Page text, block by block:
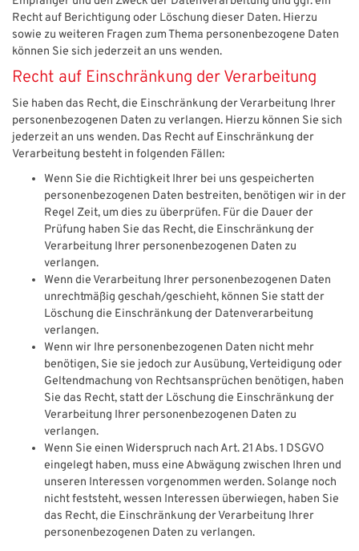
Recht auf Berichtigung oder Löschung dieser Daten. Hierzu
sowie zu weiteren Fragen zum Thema personenbezogene Daten
können Sie sich jederzeit an uns wenden.
Recht auf Einschränkung der Verarbeitung
Sie haben das Recht, die Einschränkung der Verarbeitung Ihrer
personenbezogenen Daten zu verlangen. Hierzu können Sie sich
jederzeit an uns wenden. Das Recht auf Einschränkung der
Verarbeitung besteht in folgenden Fällen:
Wenn Sie die Richtigkeit Ihrer bei uns gespeicherten
personenbezogenen Daten bestreiten, benötigen wir in der
Regel Zeit, um dies zu überprüfen. Für die Dauer der
Prüfung haben Sie das Recht, die Einschränkung der
Verarbeitung Ihrer personenbezogenen Daten zu
verlangen.
Wenn die Verarbeitung Ihrer personenbezogenen Daten
unrechtmäßig geschah/geschieht, können Sie statt der
Löschung die Einschränkung der Datenverarbeitung
verlangen.
Wenn wir Ihre personenbezogenen Daten nicht mehr
benötigen, Sie sie jedoch zur Ausübung, Verteidigung oder
Geltendmachung von Rechtsansprüchen benötigen, haben
Sie das Recht, statt der Löschung die Einschränkung der
Verarbeitung Ihrer personenbezogenen Daten zu
verlangen.
Wenn Sie einen Widerspruch nach Art. 21 Abs. 1 DSGVO
eingelegt haben, muss eine Abwägung zwischen Ihren und
unseren Interessen vorgenommen werden. Solange noch
nicht feststeht, wessen Interessen überwiegen, haben Sie
das Recht, die Einschränkung der Verarbeitung Ihrer
personenbezogenen Daten zu verlangen.